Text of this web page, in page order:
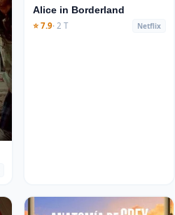
Alice in Borderland
⭐ 7.9· 2 T Netflix